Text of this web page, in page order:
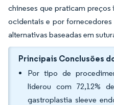
chineses que praticam
ocidentais e por
alternativas baseadas em
Principais Conclusões
Por tipo de
liderou com 72,12%
gastroplastia sleeve